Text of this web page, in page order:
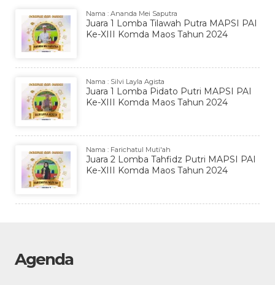
Nama : Ananda Mei Saputra
Juara 1 Lomba Tilawah Putra MAPSI PAI
Ke-XIII Komda Maos Tahun 2024
Nama : Silvi Layla Agista
Juara 1 Lomba Pidato Putri MAPSI PAI
Ke-XIII Komda Maos Tahun 2024
Nama : Farichatul Muti'ah
Juara 2 Lomba Tahfidz Putri MAPSI PAI
Ke-XIII Komda Maos Tahun 2024
Agenda